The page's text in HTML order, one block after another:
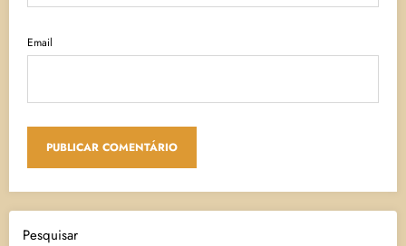
Email
Pesquisar